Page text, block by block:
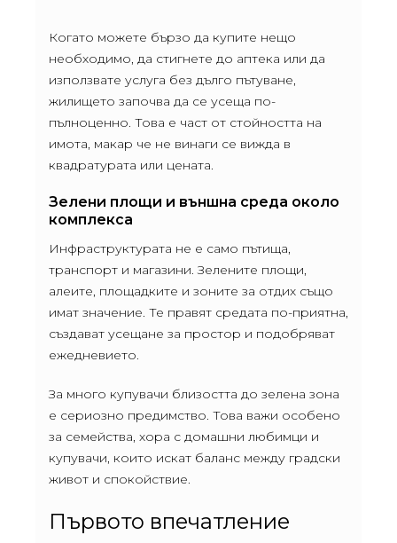
Когато можете бързо да купите нещо
необходимо, да стигнете до аптека или да
използвате услуга без дълго пътуване,
жилището започва да се усеща по-
пълноценно. Това е част от стойността на
имота, макар че не винаги се вижда в
квадратурата или цената.
Зелени площи и външна среда около
комплекса
Инфраструктурата не е само пътища,
транспорт и магазини. Зелените площи,
алеите, площадките и зоните за отдих също
имат значение. Те правят средата по-приятна,
създават усещане за простор и подобряват
ежедневието.
За много купувачи близостта до зелена зона
е сериозно предимство. Това важи особено
за семейства, хора с домашни любимци и
купувачи, които искат баланс между градски
живот и спокойствие.
Първото впечатление